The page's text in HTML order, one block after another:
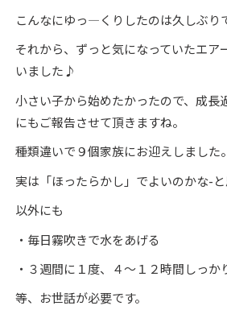
こんなにゆっ—くりしたのは久しぶり
それから、ずっと気になっていたエア
いました♪
小さい子から始めたかったので、成長
にもご報告させて頂きますね。
種類違いで９個家族にお迎えしました。
実は「ほったらかし」でよいのかな-
以外にも
・毎日霧吹きで水をあげる
・３週間に１度、４～１２時間しっか
等、お世話が必要です。